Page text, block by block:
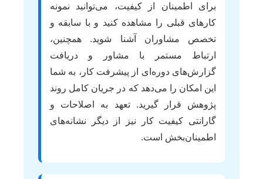
برای اطمینان از کیفیت، می‌توانید نمونه
کارهای قبلی را مشاهده کنید و با سابقه و
تخصص مشاوران آشنا شوید. همچنین،
ارتباط مستمر با مشاور و دریافت
گزارش‌های دوره‌ای از پیشرفت کار، به شما
این امکان را می‌دهد که در جریان کامل روند
پژوهش قرار گیرید. تعهد به اصلاحات و
گارانتی کیفیت کار نیز از دیگر نشانه‌های
اطمینان‌بخش است.